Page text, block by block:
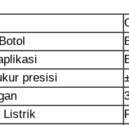
presisi
Listrik